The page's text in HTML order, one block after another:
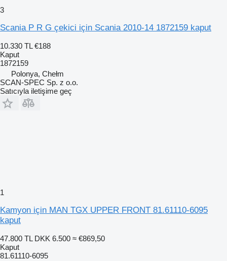
3
Scania P R G çekici için Scania 2010-14 1872159 kaput
10.330 TL €188
Kaput
1872159
Polonya, Chełm
SCAN-SPEC Sp. z o.o.
Satıcıyla iletişime geç
1
Kamyon için MAN TGX UPPER FRONT 81.61110-6095
kaput
47.800 TL DKK 6.500 ≈ €869,50
Kaput
81.61110-6095